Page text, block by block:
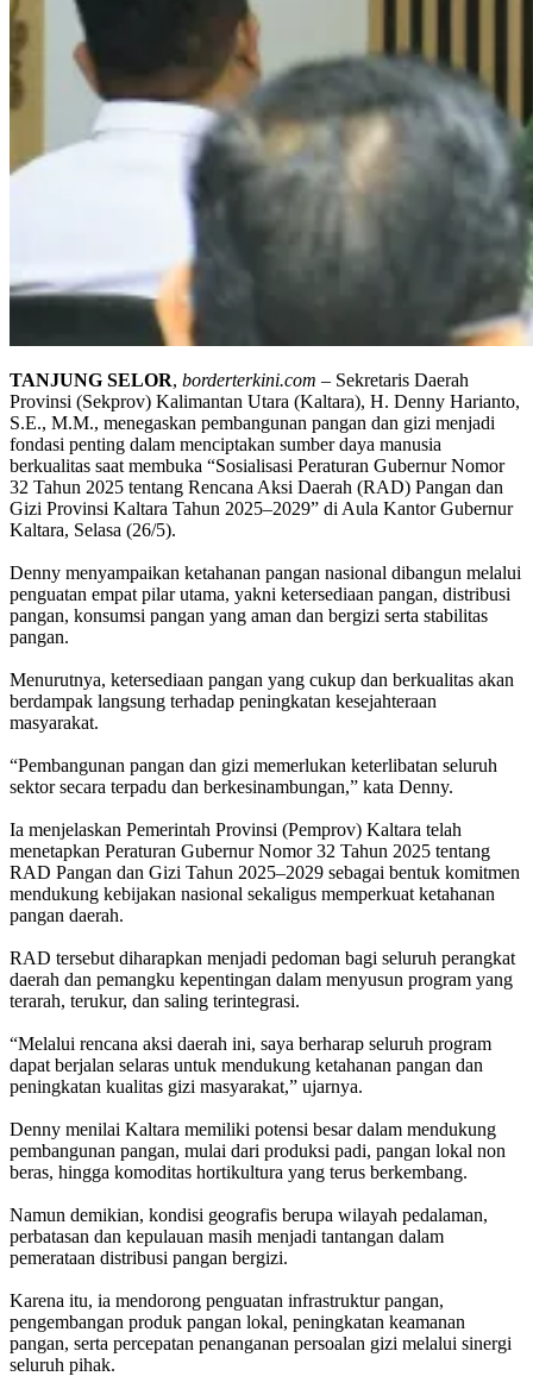
TANJUNG SELOR, borderterkini.com – Sekretaris Daerah
Provinsi (Sekprov) Kalimantan Utara (Kaltara), H. Denny Harianto,
S.E., M.M., menegaskan pembangunan pangan dan gizi menjadi
fondasi penting dalam menciptakan sumber daya manusia
berkualitas saat membuka “Sosialisasi Peraturan Gubernur Nomor
32 Tahun 2025 tentang Rencana Aksi Daerah (RAD) Pangan dan
Gizi Provinsi Kaltara Tahun 2025–2029” di Aula Kantor Gubernur
Kaltara, Selasa (26/5).
Denny menyampaikan ketahanan pangan nasional dibangun melalui
penguatan empat pilar utama, yakni ketersediaan pangan, distribusi
pangan, konsumsi pangan yang aman dan bergizi serta stabilitas
pangan.
Menurutnya, ketersediaan pangan yang cukup dan berkualitas akan
berdampak langsung terhadap peningkatan kesejahteraan
masyarakat.
“Pembangunan pangan dan gizi memerlukan keterlibatan seluruh
sektor secara terpadu dan berkesinambungan,” kata Denny.
Ia menjelaskan Pemerintah Provinsi (Pemprov) Kaltara telah
menetapkan Peraturan Gubernur Nomor 32 Tahun 2025 tentang
RAD Pangan dan Gizi Tahun 2025–2029 sebagai bentuk komitmen
mendukung kebijakan nasional sekaligus memperkuat ketahanan
pangan daerah.
RAD tersebut diharapkan menjadi pedoman bagi seluruh perangkat
daerah dan pemangku kepentingan dalam menyusun program yang
terarah, terukur, dan saling terintegrasi.
“Melalui rencana aksi daerah ini, saya berharap seluruh program
dapat berjalan selaras untuk mendukung ketahanan pangan dan
peningkatan kualitas gizi masyarakat,” ujarnya.
Denny menilai Kaltara memiliki potensi besar dalam mendukung
pembangunan pangan, mulai dari produksi padi, pangan lokal non
beras, hingga komoditas hortikultura yang terus berkembang.
Namun demikian, kondisi geografis berupa wilayah pedalaman,
perbatasan dan kepulauan masih menjadi tantangan dalam
pemerataan distribusi pangan bergizi.
Karena itu, ia mendorong penguatan infrastruktur pangan,
pengembangan produk pangan lokal, peningkatan keamanan
pangan, serta percepatan penanganan persoalan gizi melalui sinergi
seluruh pihak.